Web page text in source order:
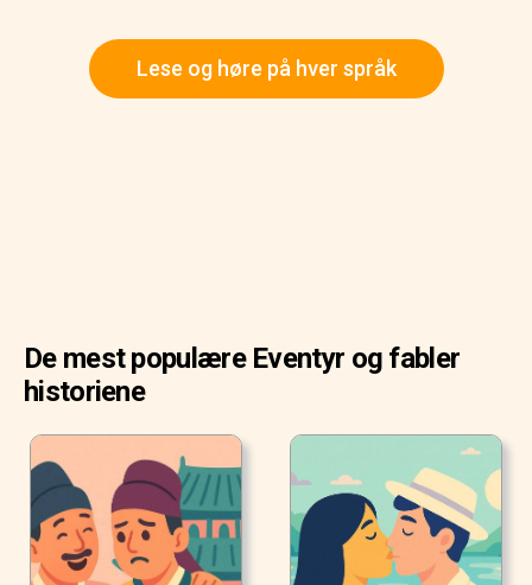
Lese og høre på hver språk
De mest populære Eventyr og fabler
historiene